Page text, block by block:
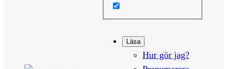
Läsa
Hur gör jag?